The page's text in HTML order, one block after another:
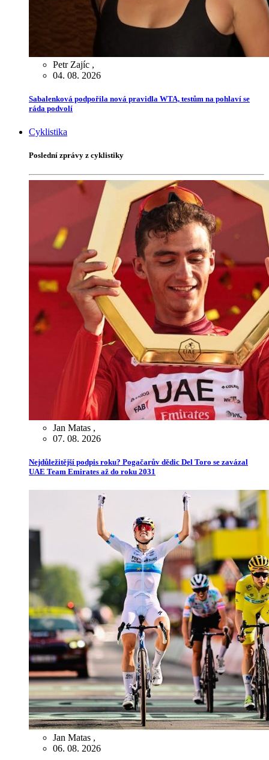
Petr Zajíc ,
04. 08. 2026
Sabalenková podpořila nová pravidla WTA, testům na pohlaví se
ráda podvolí
Cyklistika
Poslední zprávy z cyklistiky
Jan Matas ,
07. 08. 2026
Nejdůležitější podpis roku? Pogačarův dědic Del Toro se zavázal
UAE Team Emirates až do roku 2031
Jan Matas ,
06. 08. 2026